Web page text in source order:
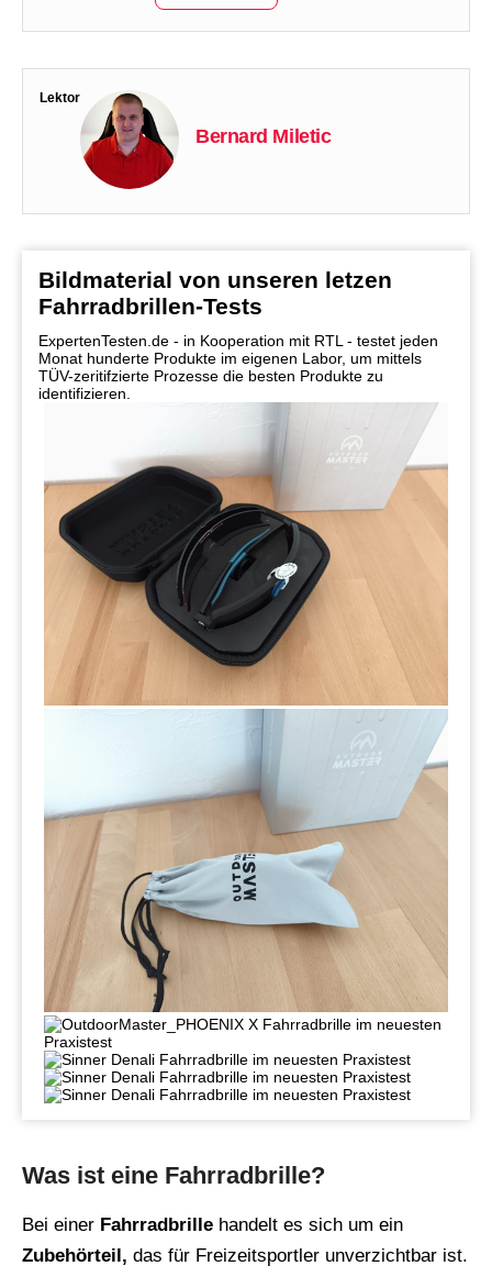
Lektor
Bernard Miletic
Bildmaterial von unseren letzen
Fahrradbrillen-Tests
ExpertenTesten.de - in Kooperation mit RTL - testet jeden
Monat hunderte Produkte im eigenen Labor, um mittels
TÜV-zeritifzierte Prozesse die besten Produkte zu
identifizieren.
Was ist eine Fahrradbrille?
Bei einer Fahrradbrille handelt es sich um ein
Zubehörteil, das für Freizeitsportler unverzichtbar ist.